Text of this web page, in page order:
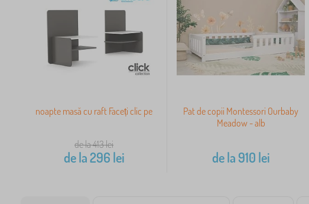
noapte masă cu raft Faceți clic pe
de la 413lei
de la296 lei
Pat de copii Montessori Ourbaby
Meadow - alb
de la 910 lei